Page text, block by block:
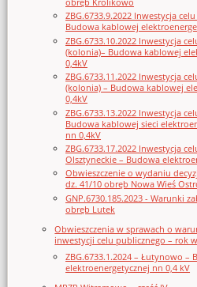
ZBG.6733.9.2022 Inwestycja
Budowa kablowej
ZBG.6733.10.2022 Inwestycja
(kolonia)– Budowa kablowej
0,4kV
ZBG.6733.11.2022 Inwestycja
(kolonia) – Budowa kablowej
0,4kV
ZBG.6733.13.2022 Inwestycja
Budowa kablowej sieci
nn 0,4kV
ZBG.6733.17.2022 Inwestycja
Olsztyneckie – Budowa
Obwieszczenie o wydaniu
dz. 41/10 obręb Nowa Wieś
GNP.6730.185.2023 - Warunki
obręb Lutek
Obwieszczenia w sprawach o
inwestycji celu publicznego – rok
ZBG.6733.1.2024 – Łutynowo –
elektroenergetycznej nn 0,4 kV